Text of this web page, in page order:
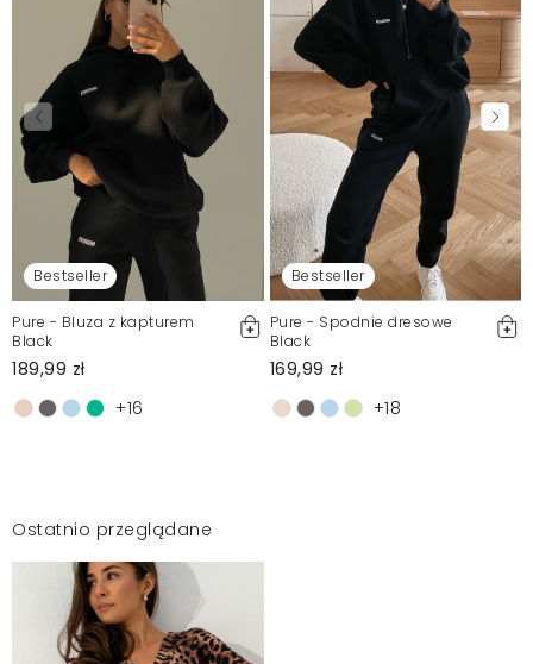
Bestseller
Pure - Bluza z kapturem
Black
189,99 zł
+16
Bestseller
Pure - Spodnie dresowe
Black
169,99 zł
+18
Ostatnio przeglądane